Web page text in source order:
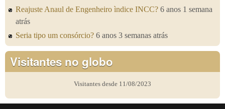
Reajuste Anaul de Engenheiro ìndice INCC? 6 anos 1 semana
atrás
Seria tipo um consórcio? 6 anos 3 semanas atrás
Visitantes no globo
Visitantes desde 11/08/2023